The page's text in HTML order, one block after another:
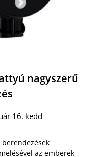
nagyszerű
16. kedd
az emberek